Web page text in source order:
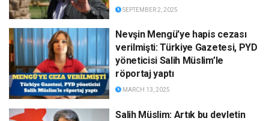
SEPTEMBER 2, 2025
Nevşin Mengü’ye hapis cezası
verilmişti: Türkiye Gazetesi, PYD
yöneticisi Salih Müslim’le
röportaj yaptı
MARCH 13, 2025
Salih Müslim: Artık bu devletin